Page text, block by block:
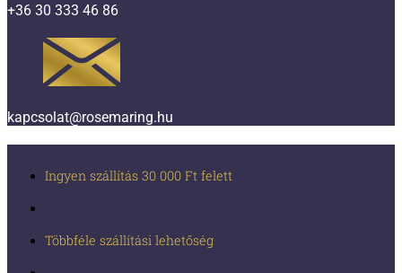
+36 30 333 46 86
kapcsolat@rosemaring.hu
Ingyen szállítás 30 000 Ft felett
Többféle szállítási lehetőség